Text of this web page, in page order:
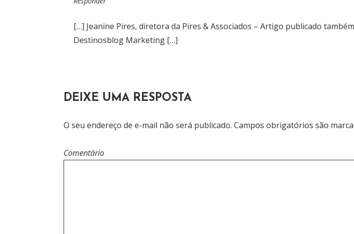
3
2
[…] Jeanine Pires, diretora da Pires & Associados – Artigo publicado
Destinosblog Marketing […]
DEIXE UMA RESPOSTA
O seu endereço de e-mail não será publicado. Campos obrigatórios são
Comentário